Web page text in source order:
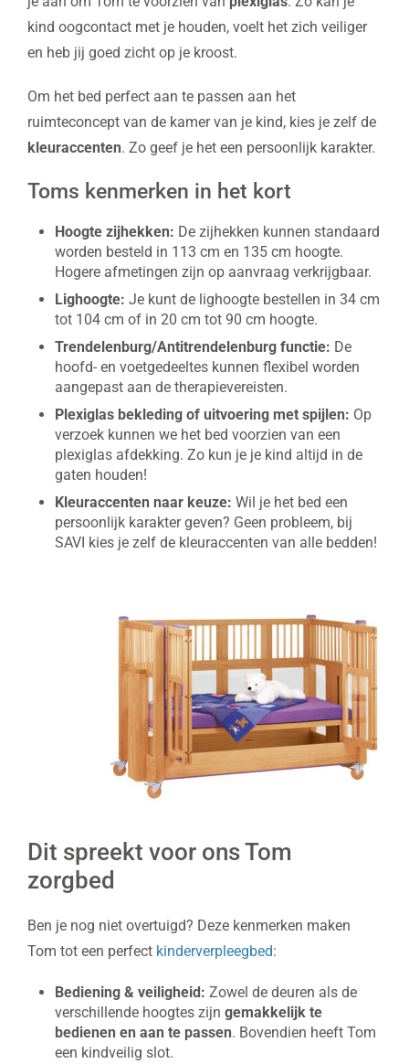
kind oogcontact met je houden, voelt het zich veiliger
en heb jij goed zicht op je kroost.
Om het bed perfect aan te passen aan het
ruimteconcept van de kamer van je kind, kies je zelf de
kleuraccenten. Zo geef je het een persoonlijk karakter.
Toms kenmerken in het kort
Hoogte zijhekken: De zijhekken kunnen standaard
worden besteld in 113 cm en 135 cm hoogte.
Hogere afmetingen zijn op aanvraag verkrijgbaar.
Lighoogte: Je kunt de lighoogte bestellen in 34 cm
tot 104 cm of in 20 cm tot 90 cm hoogte.
Trendelenburg/Antitrendelenburg functie: De
hoofd- en voetgedeeltes kunnen flexibel worden
aangepast aan de therapievereisten.
Plexiglas bekleding of uitvoering met spijlen: Op
verzoek kunnen we het bed voorzien van een
plexiglas afdekking. Zo kun je je kind altijd in de
gaten houden!
Kleuraccenten naar keuze: Wil je het bed een
persoonlijk karakter geven? Geen probleem, bij
SAVI kies je zelf de kleuraccenten van alle bedden!
Dit spreekt voor ons Tom
zorgbed
Ben je nog niet overtuigd? Deze kenmerken maken
Tom tot een perfect kinderverpleegbed:
Bediening & veiligheid: Zowel de deuren als de
verschillende hoogtes zijn gemakkelijk te
bedienen en aan te passen. Bovendien heeft Tom
een kindveilig slot.